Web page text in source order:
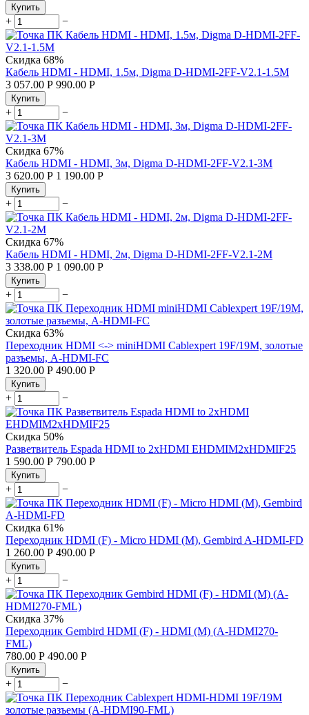
Купить
+ −
Скидка 68%
Кабель HDMI - HDMI, 1.5м, Digma D-HDMI-2FF-V2.1-1.5M
3 057.00 Р 990.00 Р
Купить
+ −
Скидка 67%
Кабель HDMI - HDMI, 3м, Digma D-HDMI-2FF-V2.1-3M
3 620.00 Р 1 190.00 Р
Купить
+ −
Скидка 67%
Кабель HDMI - HDMI, 2м, Digma D-HDMI-2FF-V2.1-2M
3 338.00 Р 1 090.00 Р
Купить
+ −
Скидка 63%
Переходник HDMI <-> miniHDMI Cablexpert 19F/19M, золотые
разъемы, A-HDMI-FC
1 320.00 Р 490.00 Р
Купить
+ −
Скидка 50%
Разветвитель Espada HDMI to 2xHDMI EHDMIM2xHDMIF25
1 590.00 Р 790.00 Р
Купить
+ −
Скидка 61%
Переходник HDMI (F) - Micro HDMI (M), Gembird A-HDMI-FD
1 260.00 Р 490.00 Р
Купить
+ −
Скидка 37%
Переходник Gembird HDMI (F) - HDMI (M) (A-HDMI270-
FML)
780.00 Р 490.00 Р
Купить
+ −